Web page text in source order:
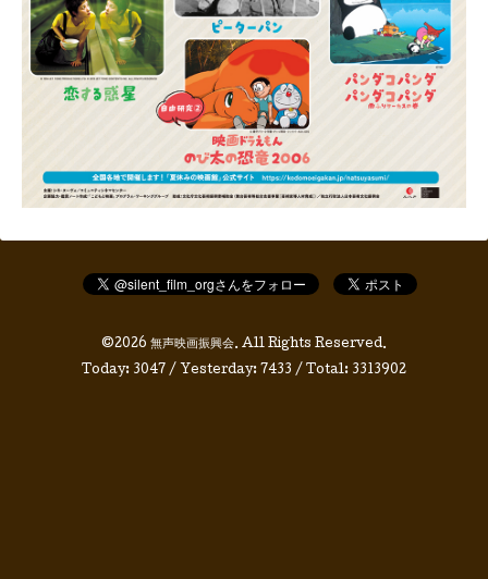
©2026 無声映画振興会. All Rights Reserved.
Today: 3047 / Yesterday: 7433 / Total: 3313902